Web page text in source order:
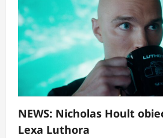
NEWS: Nicholas Hoult
Lexa Luthora